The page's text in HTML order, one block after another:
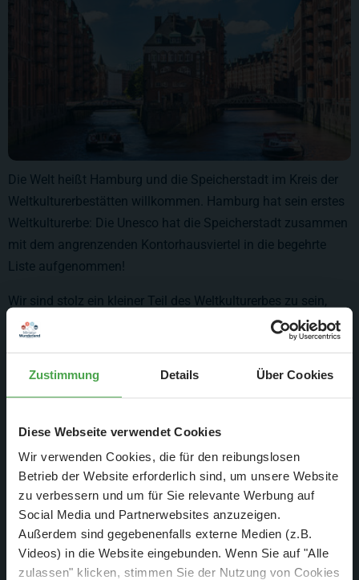
Zustimmung Details Über Cookies
Diese Webseite verwendet Cookies
Wir verwenden Cookies, die für den reibungslosen
Betrieb der Website erforderlich sind, um unsere Website
zu verbessern und um für Sie relevante Werbung auf
Social Media und Partnerwebsites anzuzeigen.
Außerdem sind gegebenenfalls externe Medien (z.B.
Videos) in die Website eingebunden. Wenn Sie auf "Alle
zulassen" klicken, stimmen Sie der Nutzung von Cookies
Die Welt heißt Hamburg und die Speicherstadt im Kreis der
Weltkulturerbestätten willkommen. Hamburg hat sein erstes
Weltkulturerbe: Die Unesco hat die Speicherstadt zusammen
mit dem angrenzenden Kontorhausviertel in die begehrte
Liste aufgenommen!
Wir sind stolz ein kleiner Teil des Weltkulturerbes zu sein,
aber vor allem für die großartige Zusammenarbeit über
Auf allen fünf Kontinenten, an den bekanntesten
Welterbestätten, haben wir über Monate Grußbotschaften
"Welcome Speicherstadt"
aus aller Welt